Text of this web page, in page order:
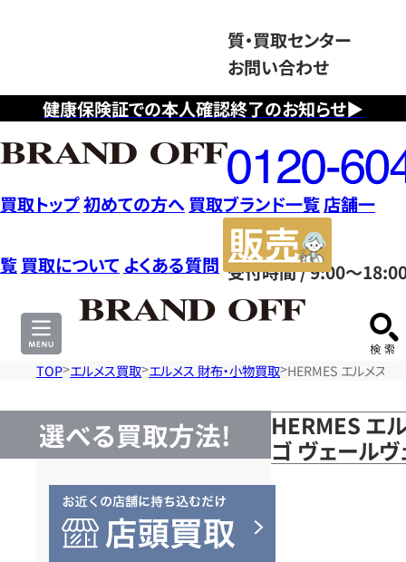
健康保険証での本人確認終了のお知らせ▶
質・買取センター
お問い合わせ
フ
リ
ー
ダ
イ
ヤ
ル
0120604117
受付時間 / 9:00～
買取トップ初めての方へ 買取ブランド一覧店舗一
覧 買取について よくある質問
サ
TOP エルメス買取 エルメス 財布・小物買取 HERMES エルメス
選べる買取方法!
HERMES エ
ゴ ヴェール